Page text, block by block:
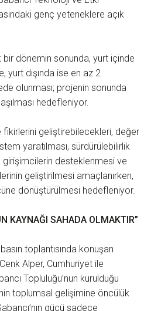
genç yeteneklere açık
bir dönemin sonunda, yurt içinde
yurt dışında ise en az 2
olunması; projenin sonunda
hedefleniyor.
geliştirebilecekleri, değer
yaratılması, sürdürülebilirlik
desteklenmesi ve
geliştirilmesi amaçlanırken,
dönüştürülmesi hedefleniyor.
KAYNAĞI SAHADA OLMAKTIR”
toplantısında konuşan
Alper, Cumhuriyet ile
Topluluğu’nun kurulduğu
toplumsal gelişimine öncülük
gücü sadece